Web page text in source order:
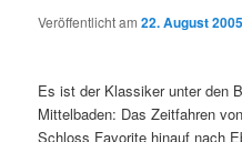
Veröffentlicht am22. August 2005
Es ist der Klassiker unter den
Mittelbaden: Das Zeitfahren
Schloss Favorite hinauf nach